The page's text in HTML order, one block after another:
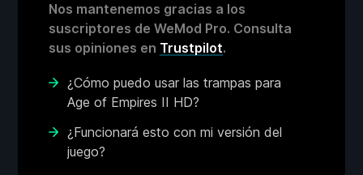
Nos mantenemos gracias a los
suscriptores de WeMod Pro. Consulta
sus opiniones en Trustpilot.
¿Cómo puedo usar las trampas para
Age of Empires II HD?
¿Funcionará esto con mi versión del
juego?